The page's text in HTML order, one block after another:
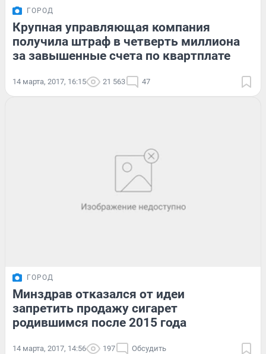
ГОРОД
Крупная управляющая компания
получила штраф в четверть миллиона
за завышенные счета по квартплате
14 марта, 2017, 16:15 21 563 47
ГОРОД
Минздрав отказался от идеи
запретить продажу сигарет
родившимся после 2015 года
14 марта, 2017, 14:56 197 Обсудить